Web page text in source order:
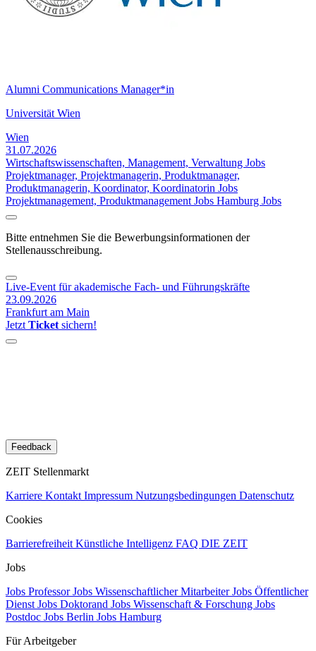
Alumni Communications Manager*in
Universität Wien
Wien
31.07.2026
Wirtschaftswissenschaften, Management, Verwaltung Jobs
Projektmanager, Projektmanagerin, Produktmanager,
Produktmanagerin, Koordinator, Koordinatorin Jobs
Projektmanagement, Produktmanagement Jobs Hamburg Jobs
Bitte entnehmen Sie die Bewerbungsinformationen der
Stellenausschreibung.
Live-Event für akademische Fach- und Führungskräfte
23.09.2026
Frankfurt am Main
Jetzt Ticket sichern!
Feedback
ZEIT Stellenmarkt
Karriere Kontakt Impressum Nutzungsbedingungen Datenschutz
Cookies
Barrierefreiheit Künstliche Intelligenz FAQ DIE ZEIT
Jobs
Jobs ProfessorJobs Wissenschaftlicher MitarbeiterJobs Öffentlicher
Dienst Jobs Doktorand Jobs Wissenschaft & Forschung Jobs
Postdoc Jobs Berlin Jobs Hamburg
Für Arbeitgeber